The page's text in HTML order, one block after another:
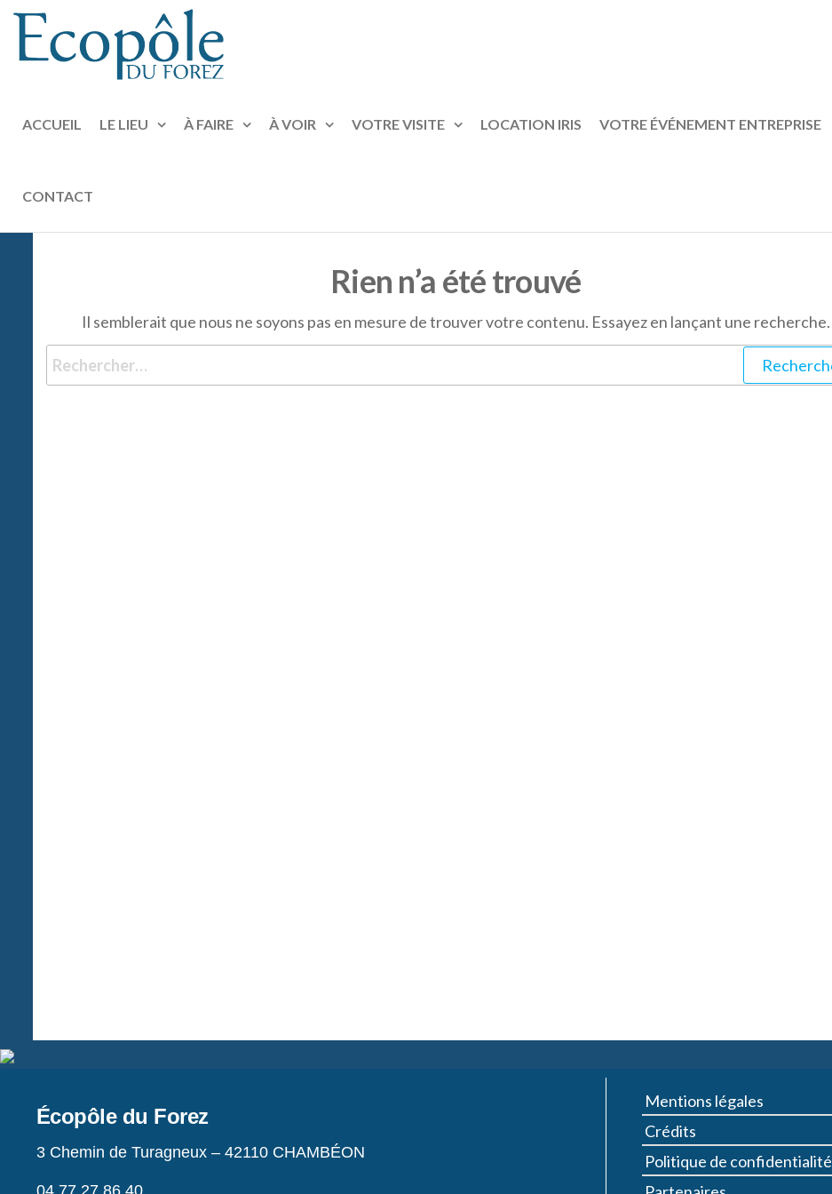
FOREZ
ACCUEIL LE LIEU À FAIRE À VOIR VOTRE VISITE LOCATION IRIS VOTRE ÉVÉNEMENT ENTREPRISE
CONTACT
Rien n’a été trouvé
Il semblerait que nous ne soyons pas en mesure de trouver votre contenu. Essayez en lançant une recherche.
Écopôle du Forez
3 Chemin de Turagneux – 42110 CHAMBÉON
04 77 27 86 40
Mentions légales
Crédits
Politique de confidentialité